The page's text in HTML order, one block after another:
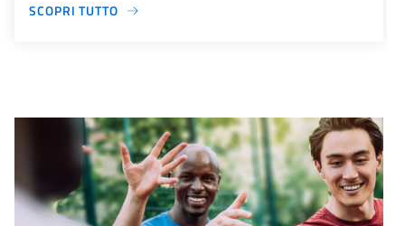
SCOPRI TUTTO